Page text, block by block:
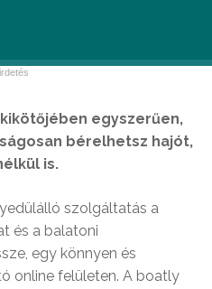
egyszerűen,
bérelhetsz hajót,
is.
szolgáltatás a
és a balatoni
egy könnyen és
online felületen. A boatly